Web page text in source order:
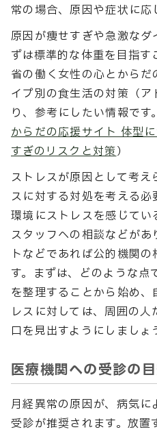
常の場合、原因や症状に応
原因が痩せすぎや急激な
ずは標準的な体重を目指す
省の働く女性の心とから
イプ別の食生活の対策（
り、参考にしたい情報です
からだの応援サイト 体型
すぎのリスクと対策）
ストレスが原因として考
スに対する対処を考える
環境にストレスを感じて
スタッフへの相談などが
トなどであれば公的機関
す。まずは、どのような点
を整理することから始め
レスに対しては、周囲の
口を見出すようにしましょ
医療機関への受診の
月経異常の原因が、病気
受診が推奨されます。放